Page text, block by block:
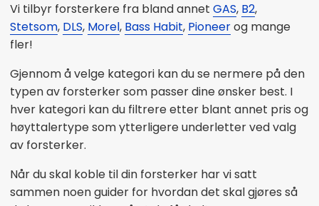
Vi tilbyr forsterkere fra bland annet GAS, B2,
Stetsom, DLS, Morel, Bass Habit, Pioneerog mange
fler!
Gjennom å velge kategori kan du se nermere på den
typen av forsterker som passer dine ønsker best. I
hver kategori kan du filtrere etter blant annet pris og
høyttalertype som ytterligere underletter ved valg
av forsterker.
Når du skal koble til din forsterker har vi satt
sammen noen guider for hvordan det skal gjøres så